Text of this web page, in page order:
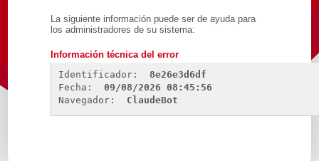
La siguiente información puede ser de ayuda para
los administradores de su sistema:
Información técnica del error
Identificador:
8e26e3d6df
Fecha:
09/08/2026 08:45:56
Navegador:
ClaudeBot